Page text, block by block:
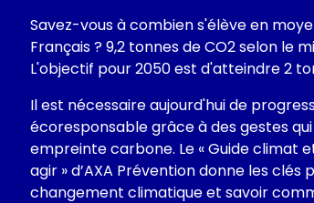
Savez-vous à combien s'élève en
Français ? 9,2 tonnes de CO2 selon le
L'objectif pour 2050 est d'atteindre 2
Il est nécessaire aujourd'hui de
écoresponsable grâce à des gestes
empreinte carbone. Le « Guide climat
agir » d’AXA Prévention donne les
changement climatique et savoir